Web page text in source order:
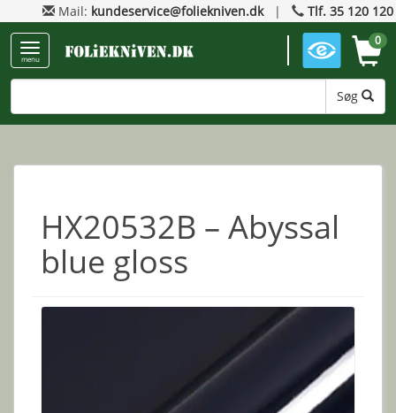
Mail: kundeservice@foliekniven.dk| Tlf. 35 120 120
menu
Søg
0
HX20532B – Abyssal
blue gloss